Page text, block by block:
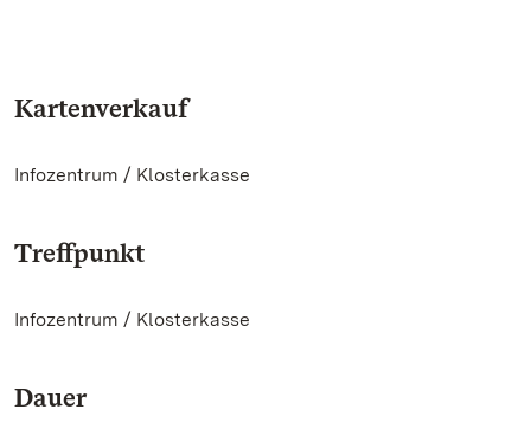
Kartenverkauf
Infozentrum / Klosterkasse
Treffpunkt
Infozentrum / Klosterkasse
Dauer